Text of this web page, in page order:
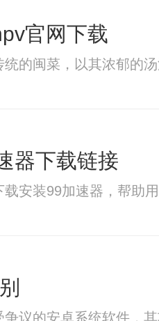
官网下载
统的闽菜，以其浓郁的
器下载链接
安装99加速器，帮助
议的安卓系统软件，